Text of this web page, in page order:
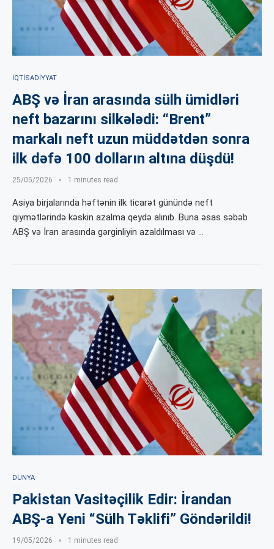
İQTISADIYYAT
ABŞ və İran arasında sülh ümidləri
neft bazarını silkələdi: “Brent”
markalı neft uzun müddətdən sonra
ilk dəfə 100 dolların altına düşdü!
25/05/2026 1 minutes read
Asiya birjalarında həftənin ilk ticarət günündə neft
qiymətlərində kəskin azalma qeydə alınıb. Buna əsas səbəb
ABŞ və İran arasında gərginliyin azaldılması və …
DÜNYA
Pakistan Vasitəçilik Edir: İrandan
ABŞ-a Yeni “Sülh Təklifi” Göndərildi!
19/05/2026 1 minutes read